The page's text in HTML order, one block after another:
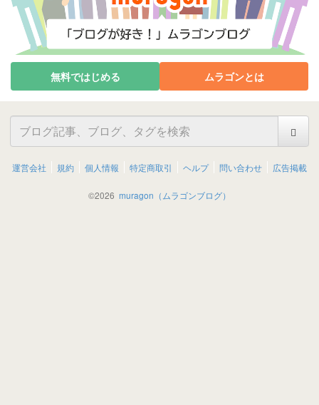
無料ではじめる ムラゴンとは
運営会社 規約 個人情報 特定商取引 ヘルプ 問い合わせ 広告掲載
©2026 muragon（ムラゴンブログ）